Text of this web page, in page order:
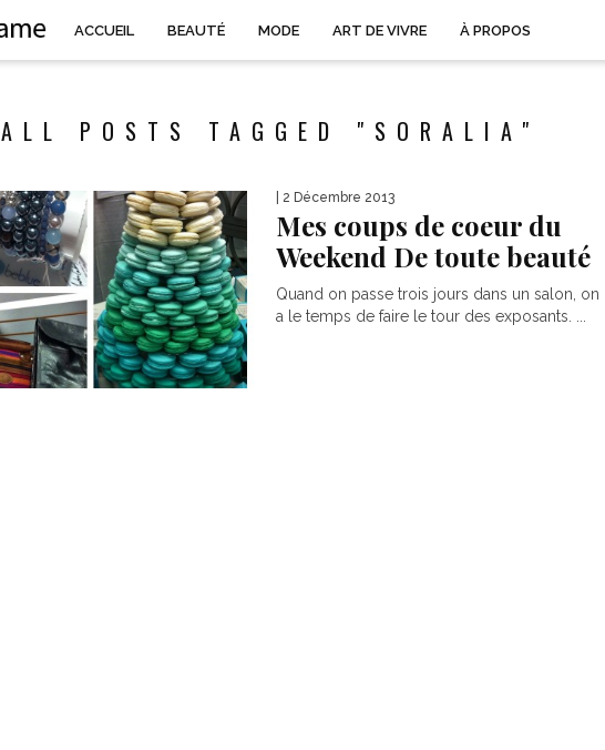
ACCUEIL BEAUTÉ MODE ART DE VIVRE À PROPOS
ALL POSTS TAGGED "SORALIA"
| 2 Décembre 2013
Mes coups de coeur du
Weekend De toute beauté
Quand on passe trois jours dans un salon, on
a le temps de faire le tour des exposants. ...